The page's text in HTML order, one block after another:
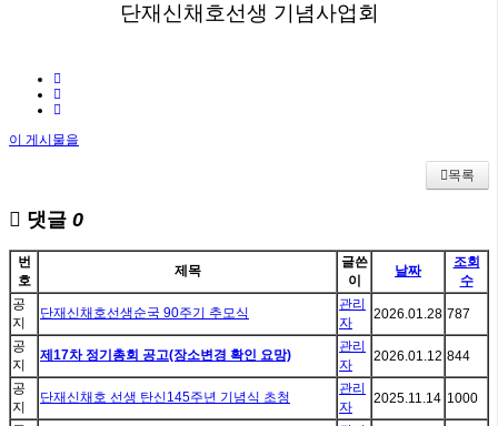
단재신채호선생 기념사업회
이 게시물을
목록
댓글 0
번
호
제목
글쓴
이
날짜
조회
수
공
지
단재신채호선생순국 90주기 추모식
관리
자
2026.01.28 787
공
지
제17차 정기총회 공고(장소변경 확인 요망)
관리
자
2026.01.12 844
공
지
단재신채호 선생 탄신145주년 기념식 초청
관리
자
2025.11.14 1000